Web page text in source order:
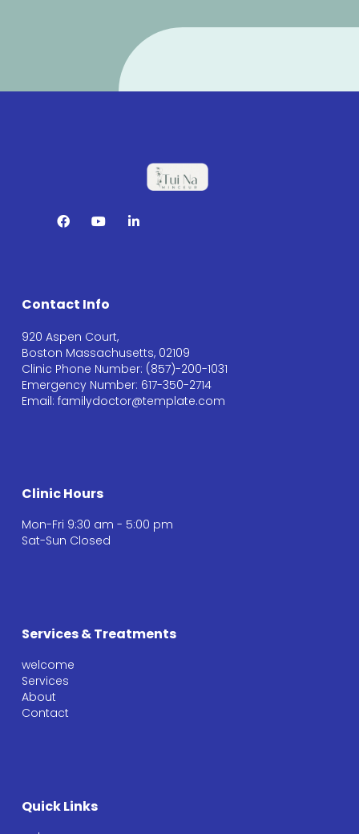
Contact Info
920 Aspen Court,
Boston Massachusetts, 02109
Clinic Phone Number: (857)-200-1031
Emergency Number: 617-350-2714
Email: familydoctor@template.com
Clinic Hours
Mon-Fri 9:30 am - 5:00 pm
Sat-Sun Closed
Services & Treatments
welcome
Services
About
Contact
Quick Links